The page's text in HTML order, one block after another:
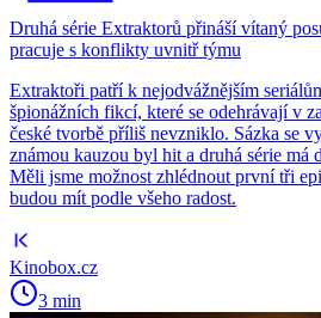
Druhá série Extraktorů přináší vítaný
pracuje s konflikty uvnitř týmu
Extraktoři patří k nejodvážnějším
špionážních fikcí, které se odehrávají v
české tvorbě příliš nevzniklo. Sázka se
známou kauzou byl hit a druhá série má
Měli jsme možnost zhlédnout první tři
budou mít podle všeho radost.
Kinobox.cz
3 min